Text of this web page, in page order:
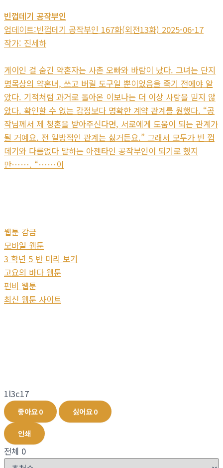
빈껍데기 공작부인
업데이트:빈껍데기 공작부인 167화(외전13화) 2025-06-17
작가: 진세하
게이인 걸 숨긴 약혼자는 사촌 오빠와 바람이 났다. 그녀는 단지
명목상의 약혼녀, 쓰고 버릴 도구일 뿐이었음을 죽기 전에야 알
았다. 기적처럼 과거로 돌아온 이보나는 더 이상 사랑을 믿지 않
았다. 확인할 수 없는 감정보다 명확한 계약 관계를 원했다. “공
작님께서 제 청혼을 받아주신다면, 서로에게 도움이 되는 관계가
될 거예요. 전 일방적인 관계는 싫거든요.” 그래서 모두가 빈 껍
데기와 다름없다 말하는 아젠타인 공작부인이 되기로 했지
만……. “……이
웹툰 감금
모바일 웹툰
3 학년 5 반 미리 보기
고요의 바다 웹툰
펀비 웹툰
최신 웹툰 사이트
1l3c17
좋아요0 싫어요0
인쇄
전체 0